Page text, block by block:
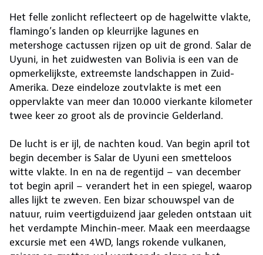
Het felle zonlicht reflecteert op de hagelwitte vlakte,
flamingo’s landen op kleurrijke lagunes en
metershoge cactussen rijzen op uit de grond. Salar de
Uyuni, in het zuidwesten van Bolivia is een van de
opmerkelijkste, extreemste landschappen in Zuid-
Amerika. Deze eindeloze zoutvlakte is met een
oppervlakte van meer dan 10.000 vierkante kilometer
twee keer zo groot als de provincie Gelderland.
De lucht is er ijl, de nachten koud. Van begin april tot
begin december is Salar de Uyuni een smetteloos
witte vlakte. In en na de regentijd – van december
tot begin april – verandert het in een spiegel, waarop
alles lijkt te zweven. Een bizar schouwspel van de
natuur, ruim veertigduizend jaar geleden ontstaan uit
het verdampte Minchin-meer. Maak een meerdaagse
excursie met een 4WD, langs rokende vulkanen,